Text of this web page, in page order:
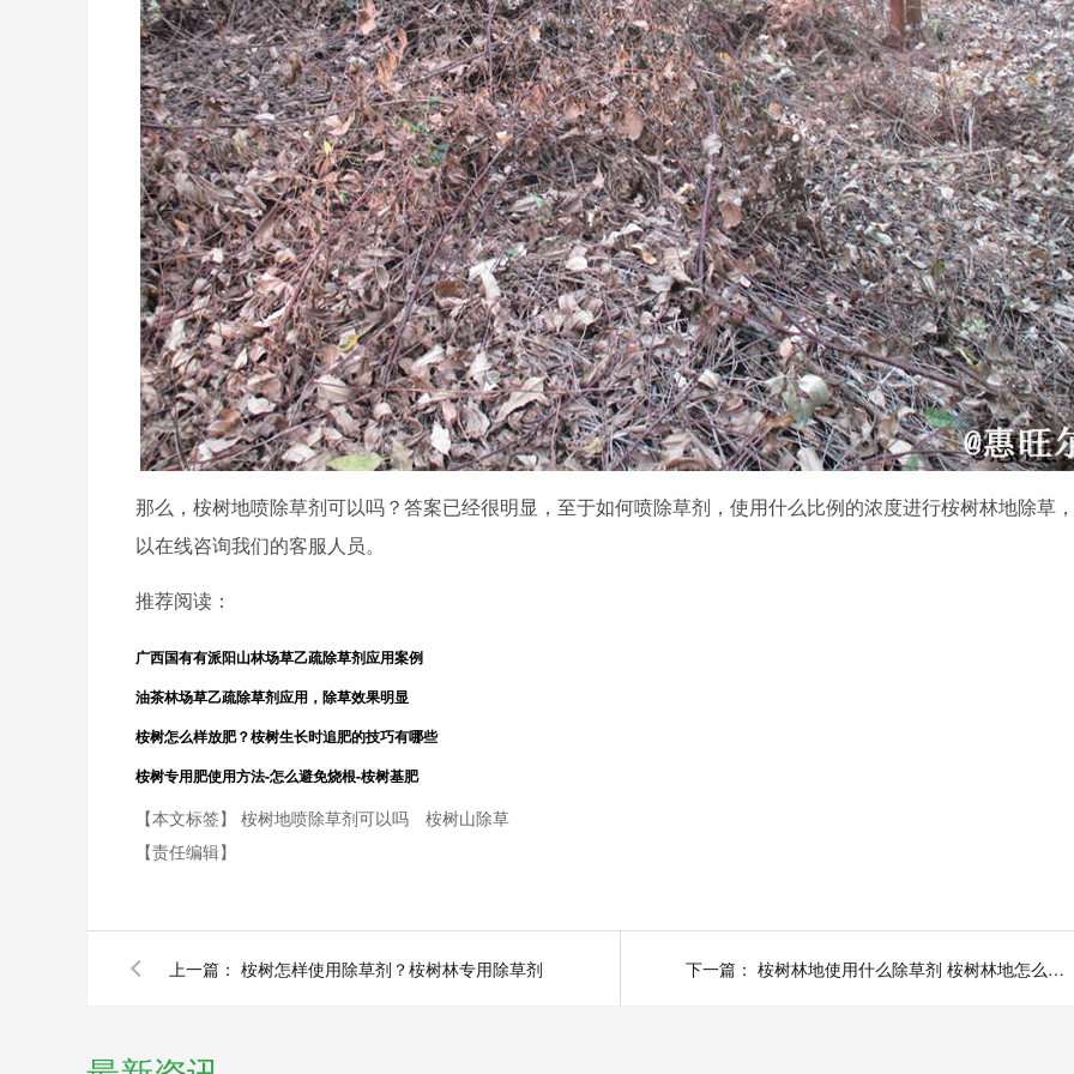
那么，桉树地喷除草剂可以吗？答案已经很明显，至于如何喷除草剂，使用什么比例的浓度进行桉树林地除草
以在线咨询我们的客服人员。
推荐阅读：
广西国有有派阳山林场草乙疏除草剂应用案例
油茶林场草乙疏除草剂应用，除草效果明显
桉树怎么样放肥？桉树生长时追肥的技巧有哪些
桉树专用肥使用方法-怎么避免烧根-桉树基肥
【本文标签】 桉树地喷除草剂可以吗
桉树山除草
【责任编辑】
上一篇： 桉树怎样使用除草剂？桉树林专用除草剂 下一篇： 桉树林地使用什么除草剂 桉树林地怎么除草